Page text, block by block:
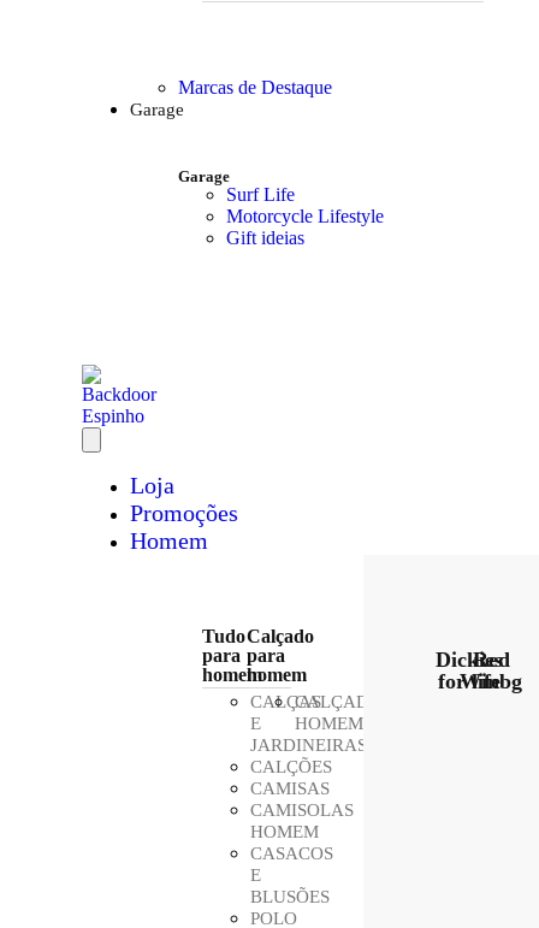
Marcas de Destaque
Garage
Garage
Surf Life
Motorcycle Lifestyle
Gift ideias
Loja
Promoções
Homem
Tudo
para
homem
CALÇAS
E
JARDINEIRAS
CALÇÕES
CAMISAS
CAMISOLAS
HOMEM
CASACOS
E
BLUSÕES
POLO
Calçado
para
homem
CALÇADO
HOMEM
Dickies
for life
Red
Winbg